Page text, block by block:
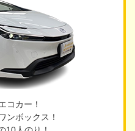
コカー！
ンボックス！